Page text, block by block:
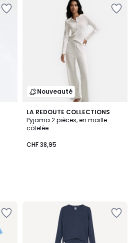
Nouveauté
LA REDOUTE COLLECTIONS
Pyjama 2 pièces, en maille
côtelée
CHF 38,95